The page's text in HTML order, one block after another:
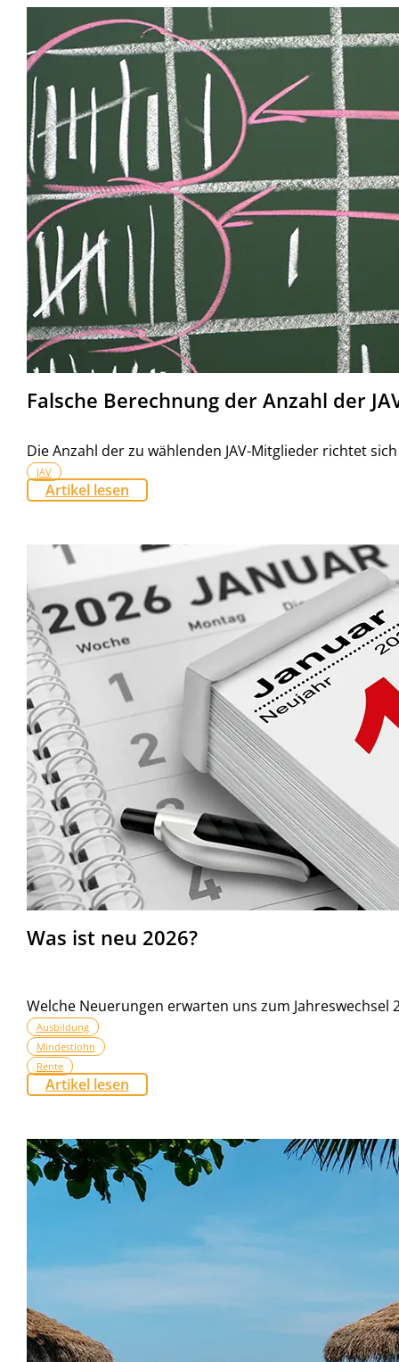
Falsche Berechnung der Anzahl der
Die Anzahl der zu wählenden JAV-Mitglieder richtet
JAV
Artikel lesen
Was ist neu 2026?
Welche Neuerungen erwarten uns zum Jahreswechsel
Ausbildung
Mindestlohn
Rente
Artikel lesen